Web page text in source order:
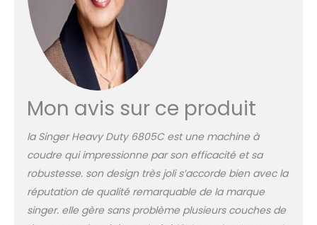
avez le contrôle total.
Sélection de points par
simple pression d'un
bouton : sélection des
points via les boutons sous
correspondants pour la
longueur et la largeur du
point. 2 types de polices :
conception individuelle de
projets avec lettrage
personnel et
monogrammes. 9
boutonnières en une étape
Mon avis sur ce produit
la Singer Heavy Duty 6805C est une machine à
coudre qui impressionne par son efficacité et sa
robustesse. son design très joli s’accorde bien avec la
réputation de qualité remarquable de la marque
singer. elle gère sans problème plusieurs couches de